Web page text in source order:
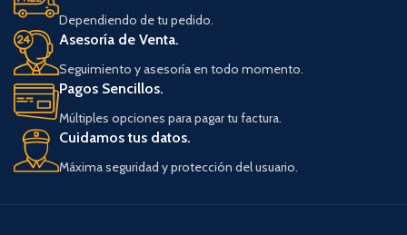
Dependiendo de tu pedido.
Asesoría de Venta.
Seguimiento y asesoría en todo momento.
Pagos Sencillos.
Múltiples opciones para pagar tu factura.
Cuidamos tus datos.
Máxima seguridad y protección del usuario.